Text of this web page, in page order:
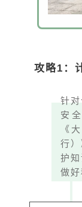
攻略1：
针
安
《
行
护
做好